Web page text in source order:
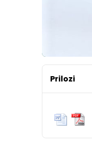
Prilozi